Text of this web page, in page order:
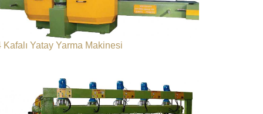
Kafalı Yatay Yarma Makinesi